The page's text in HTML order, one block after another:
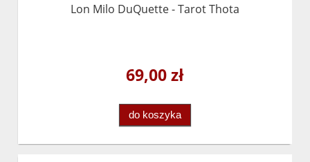
Lon Milo DuQuette - Tarot Thota
69,00 zł
do koszyka